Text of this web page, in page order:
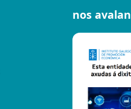
nos avalan